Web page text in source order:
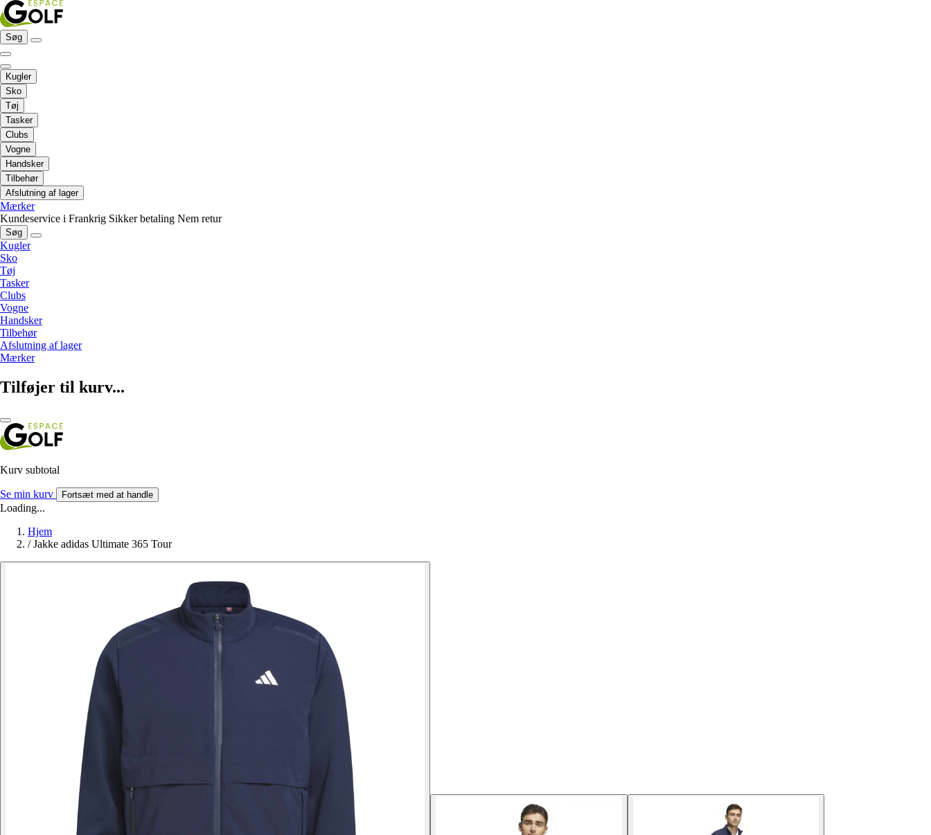
Søg
Kugler
Sko
Tøj
Tasker
Clubs
Vogne
Handsker
Tilbehør
Afslutning af lager
Mærker
Kundeservice i Frankrig Sikker betaling Nem retur
Søg
Kugler
Sko
Tøj
Tasker
Clubs
Vogne
Handsker
Tilbehør
Afslutning af lager
Mærker
Tilføjer til kurv...
Kurv subtotal
Se min kurv Fortsæt med at handle
Loading...
Hjem
/ Jakke adidas Ultimate 365 Tour